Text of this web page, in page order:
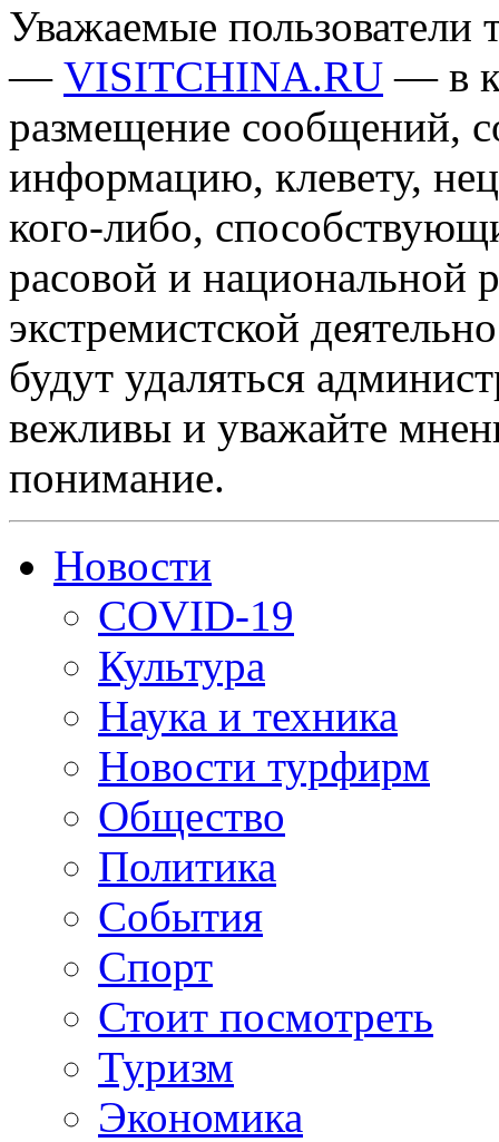
Уважаемые пользователи
— VISITCHINA.RU — в
размещение сообщений,
информацию, клевету,
кого-либо,
расовой и национальной
экстремистской
будут удаляться
вежливы и уважайте
понимание.
Новости
COVID-19
Культура
Наука и техника
Новости турфирм
Общество
Политика
События
Спорт
Стоит посмотреть
Туризм
Экономика